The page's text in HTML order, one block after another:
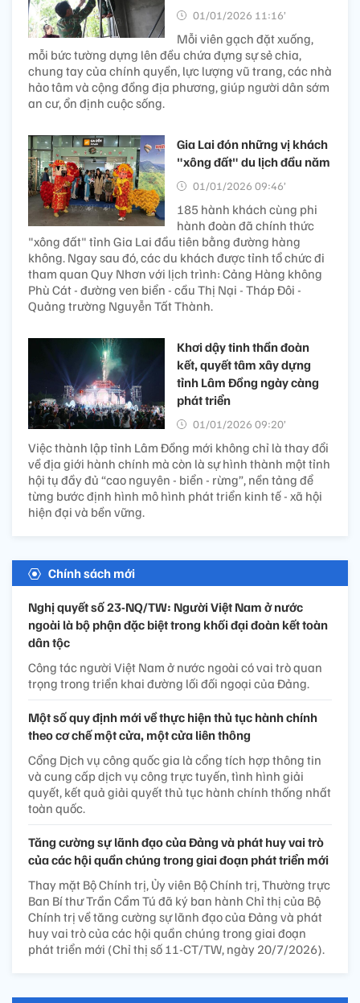
01/01/2026 11:16’
Mỗi viên gạch đặt xuống,
mỗi bức tường dựng lên đều chứa đựng sự sẻ chia,
chung tay của chính quyền, lực lượng vũ trang, các nhà
hảo tâm và cộng đồng địa phương, giúp người dân sớm
an cư, ổn định cuộc sống.
Gia Lai đón những vị khách
"xông đất" du lịch đầu năm
01/01/2026 09:46’
185 hành khách cùng phi
hành đoàn đã chính thức
"xông đất" tỉnh Gia Lai đầu tiên bằng đường hàng
không. Ngay sau đó, các du khách được tỉnh tổ chức đi
tham quan Quy Nhơn với lịch trình: Cảng Hàng không
Phù Cát - đường ven biển - cầu Thị Nại - Tháp Đôi -
Quảng trường Nguyễn Tất Thành.
Khơi dậy tinh thần đoàn
kết, quyết tâm xây dựng
tỉnh Lâm Đồng ngày càng
phát triển
01/01/2026 09:20’
Việc thành lập tỉnh Lâm Đồng mới không chỉ là thay đổi
về địa giới hành chính mà còn là sự hình thành một tỉnh
hội tụ đầy đủ “cao nguyên - biển - rừng”, nền tảng để
từng bước định hình mô hình phát triển kinh tế - xã hội
hiện đại và bền vững.
Chính sách mới
Nghị quyết số 23-NQ/TW: Người Việt Nam ở nước
ngoài là bộ phận đặc biệt trong khối đại đoàn kết toàn
dân tộc
Công tác người Việt Nam ở nước ngoài có vai trò quan
trọng trong triển khai đường lối đối ngoại của Đảng.
Một số quy định mới về thực hiện thủ tục hành chính
theo cơ chế một cửa, một cửa liên thông
Cổng Dịch vụ công quốc gia là cổng tích hợp thông tin
và cung cấp dịch vụ công trực tuyến, tình hình giải
quyết, kết quả giải quyết thủ tục hành chính thống nhất
toàn quốc.
Tăng cường sự lãnh đạo của Đảng và phát huy vai trò
của các hội quần chúng trong giai đoạn phát triển mới
Thay mặt Bộ Chính trị, Ủy viên Bộ Chính trị, Thường trực
Ban Bí thư Trần Cẩm Tú đã ký ban hành Chỉ thị của Bộ
Chính trị về tăng cường sự lãnh đạo của Đảng và phát
huy vai trò của các hội quần chúng trong giai đoạn
phát triển mới (Chỉ thị số 11-CT/TW, ngày 20/7/2026).